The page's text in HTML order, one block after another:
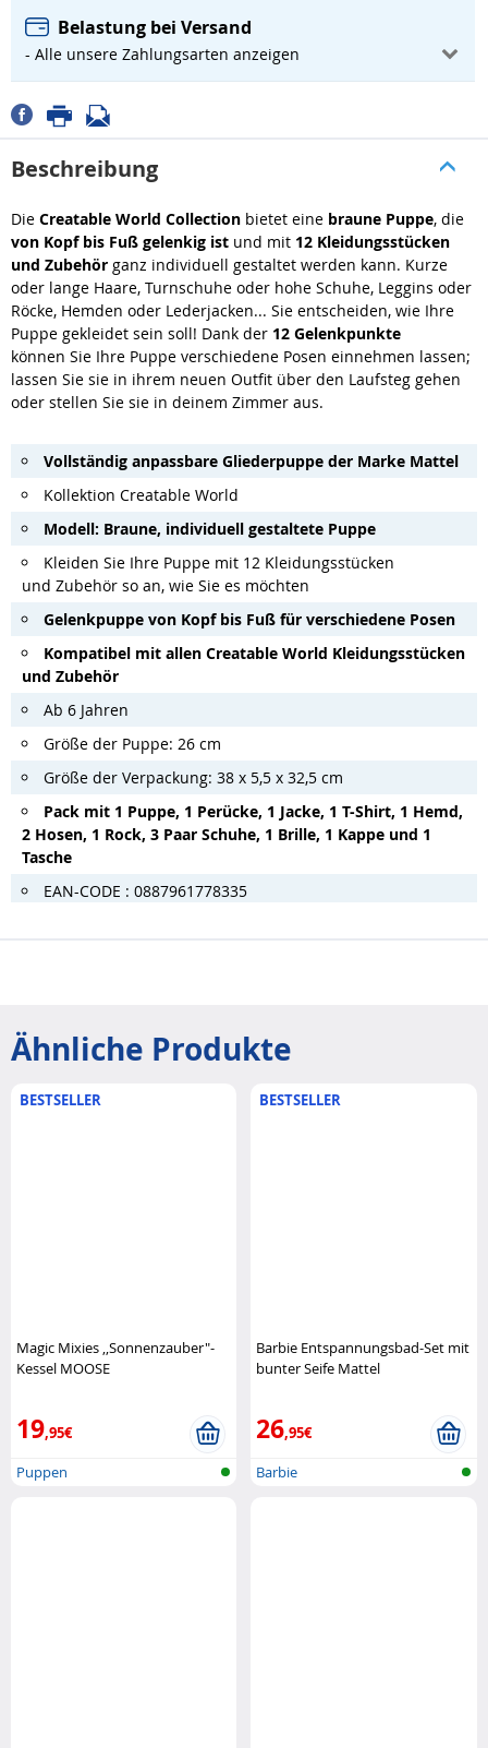
Belastung bei Versand
- Alle unsere Zahlungsarten anzeigen
Beschreibung
Die Creatable World Collection bietet eine braune Puppe, die
von Kopf bis Fuß gelenkig ist und mit 12 Kleidungsstücken
und Zubehör ganz individuell gestaltet werden kann. Kurze
oder lange Haare, Turnschuhe oder hohe Schuhe, Leggins oder
Röcke, Hemden oder Lederjacken... Sie entscheiden, wie Ihre
Puppe gekleidet sein soll! Dank der 12 Gelenkpunkte
können Sie Ihre Puppe verschiedene Posen einnehmen lassen;
lassen Sie sie in ihrem neuen Outfit über den Laufsteg gehen
oder stellen Sie sie in deinem Zimmer aus.
Vollständig anpassbare Gliederpuppe der Marke Mattel
Kollektion Creatable World
Modell: Braune, individuell gestaltete Puppe
Kleiden Sie Ihre Puppe mit 12 Kleidungsstücken
und Zubehör so an, wie Sie es möchten
Gelenkpuppe von Kopf bis Fuß für verschiedene Posen
Kompatibel mit allen Creatable World Kleidungsstücken
und Zubehör
Ab 6 Jahren
Größe der Puppe: 26 cm
Größe der Verpackung: 38 x 5,5 x 32,5 cm
Pack mit 1 Puppe, 1 Perücke, 1 Jacke, 1 T-Shirt, 1 Hemd,
2 Hosen, 1 Rock, 3 Paar Schuhe, 1 Brille, 1 Kappe und 1
Tasche
EAN-CODE : 0887961778335
Ähnliche Produkte
BESTSELLER
Magic Mixies ,,Sonnenzauber"-
Kessel MOOSE
19,95€
Puppen
BESTSELLER
Barbie Entspannungsbad-Set mit
bunter Seife Mattel
26,95€
Barbie